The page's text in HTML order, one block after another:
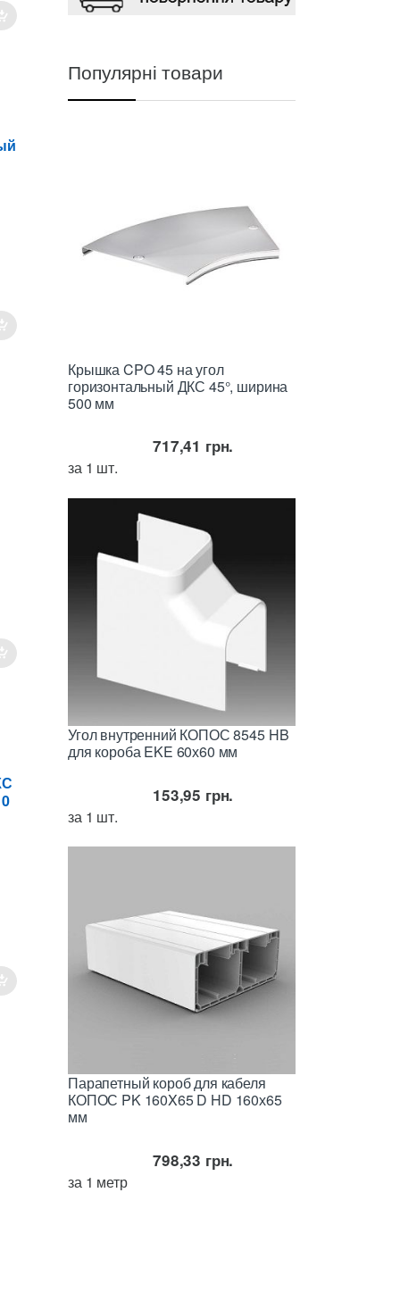
Популярні товари
Крышка CPO 45 на угол
горизонтальный ДКС 45°, ширина
500 мм
717,41 грн.
за 1 шт.
Угол внутренний КОПОС 8545 HB
для короба EKE 60х60 мм
153,95 грн.
за 1 шт.
Парапетный короб для кабеля
КОПОС PK 160X65 D HD 160х65
мм
798,33 грн.
за 1 метр